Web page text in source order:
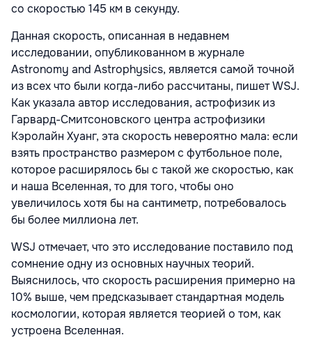
со скоростью 145 км в секунду.
Данная скорость, описанная в недавнем
исследовании, опубликованном в журнале
Astronomy and Astrophysics, является самой точной
из всех что были когда-либо рассчитаны, пишет WSJ.
Как указала автор исследования, астрофизик из
Гарвард-Смитсоновского центра астрофизики
Кэролайн Хуанг, эта скорость невероятно мала: если
взять пространство размером с футбольное поле,
которое расширялось бы с такой же скоростью, как
и наша Вселенная, то для того, чтобы оно
увеличилось хотя бы на сантиметр, потребовалось
бы более миллиона лет.
WSJ отмечает, что это исследование поставило под
сомнение одну из основных научных теорий.
Выяснилось, что скорость расширения примерно на
10% выше, чем предсказывает стандартная модель
космологии, которая является теорией о том, как
устроена Вселенная.